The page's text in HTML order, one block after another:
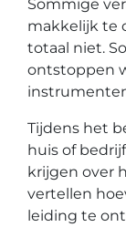
Sommige
makkelijk te
totaal niet.
ontstoppen
Tijdens het
huis of
krijgen over
vertellen
leiding te